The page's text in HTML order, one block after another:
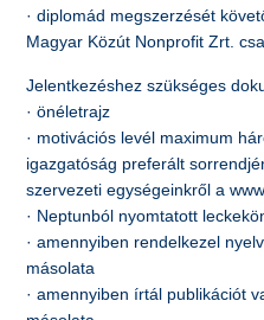
· diplomád megszerzését
Magyar Közút Nonprofit Zrt.
Jelentkezéshez szükséges
· önéletrajz
· motivációs levél maximum
igazgatóság preferált
szervezeti egységeinkről a
· Neptunból nyomtatott
· amennyiben rendelkezel
másolata
· amennyiben írtál publikációt